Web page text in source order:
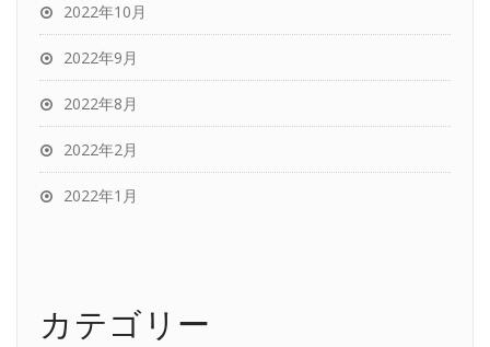
2022年10月
2022年9月
2022年8月
2022年2月
2022年1月
カテゴリー